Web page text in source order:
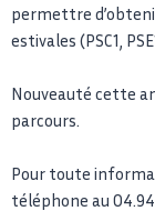
permettre
estivales (PSC1,
Nouveauté cette
parcours.
Pour toute
téléphone au